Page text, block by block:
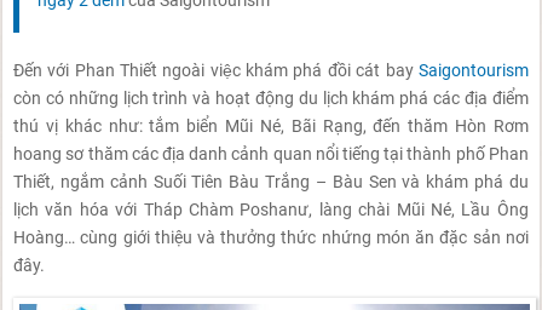
Đến với Phan Thiết ngoài việc khám phá đồi cát bay Saigontourism
còn có những lịch trình và hoạt động du lịch khám phá các địa điểm
thú vị khác như: tắm biển Mũi Né, Bãi Rạng, đến thăm Hòn Rơm
hoang sơ thăm các địa danh cảnh quan nổi tiếng tại thành phố Phan
Thiết, ngắm cảnh Suối Tiên Bàu Trắng – Bàu Sen và khám phá du
lịch văn hóa với Tháp Chàm Poshanư, làng chài Mũi Né, Lầu Ông
Hoàng… cùng giới thiệu và thưởng thức nhứng món ăn đặc sản nơi
đây.